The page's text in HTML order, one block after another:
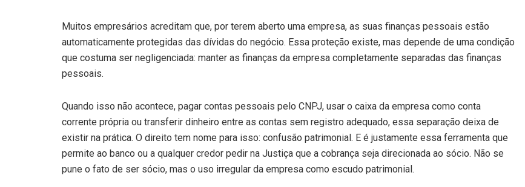
Muitos empresários acreditam que, por terem aberto uma empresa, as suas finanças pessoais estão
automaticamente protegidas das dívidas do negócio. Essa proteção existe, mas depende de uma condição
que costuma ser negligenciada: manter as finanças da empresa completamente separadas das finanças
pessoais.
Quando isso não acontece, pagar contas pessoais pelo CNPJ, usar o caixa da empresa como conta
corrente própria ou transferir dinheiro entre as contas sem registro adequado, essa separação deixa de
existir na prática. O direito tem nome para isso: confusão patrimonial. E é justamente essa ferramenta que
permite ao banco ou a qualquer credor pedir na Justiça que a cobrança seja direcionada ao sócio. Não se
pune o fato de ser sócio, mas o uso irregular da empresa como escudo patrimonial.